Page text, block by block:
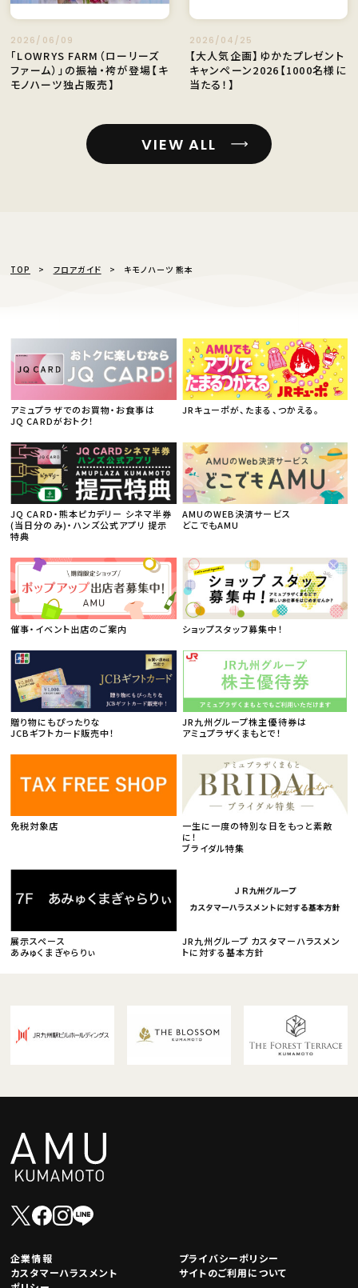
2026/06/09
「LOWRYS FARM（ローリーズ
ファーム）」の振袖・袴が登場【キ
モノハーツ独占販売】
2026/04/25
【大人気企画】ゆかたプレゼント
キャンペーン2026【1000名様に
当たる！】
VIEW ALL
TOP フロアガイド キモノハーツ 熊本
アミュプラザでのお買物・お食事は
JQ CARDがおトク！
JRキューポが、たまる、つかえる。
JQ CARD・熊本ピカデリー シネマ半券
(当日分のみ)・ハンズ公式アプリ 提示
特典
AMUのWEB決済サービス
どこでもAMU
催事・イベント出店のご案内 ショップスタッフ募集中！
贈り物にもぴったりな
JCBギフトカード販売中！
JR九州グループ株主優待券は
アミュプラザくまもとで！
免税対象店
一生に一度の特別な日をもっと素敵
に！
ブライダル特集
展示スペース
あみゅくまぎゃらりぃ
JR九州グループ カスタマーハラスメン
トに対する基本方針
企業情報
プライバシーポリシー
カスタマーハラスメント
サイトのご利用について